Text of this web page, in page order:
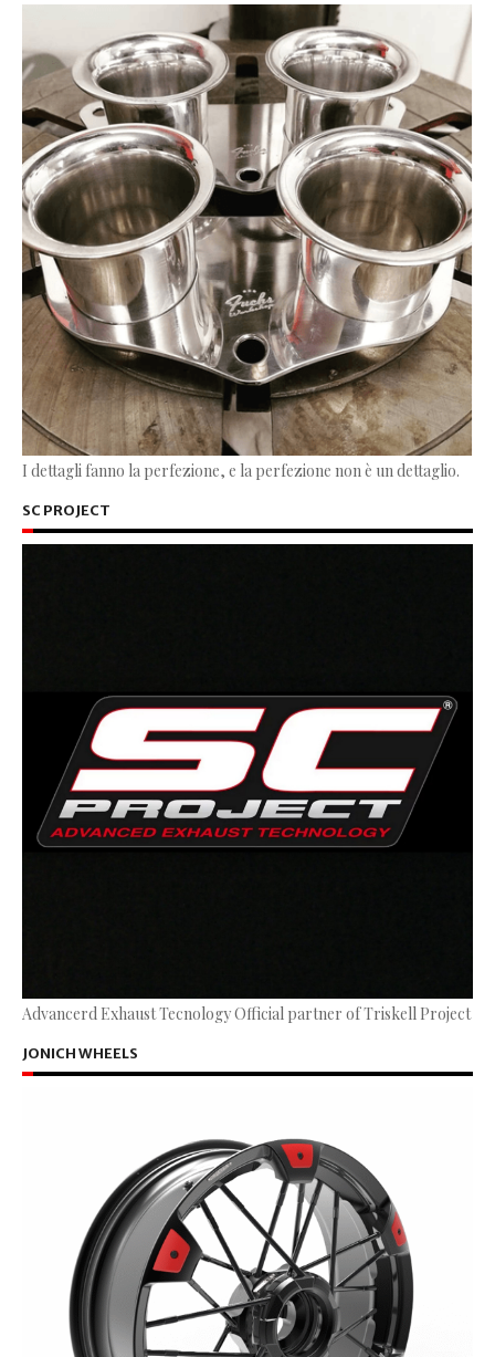
I dettagli fanno la perfezione, e la perfezione non è un dettaglio.
SC PROJECT
Advancerd Exhaust Tecnology Official partner of Triskell Project
JONICH WHEELS